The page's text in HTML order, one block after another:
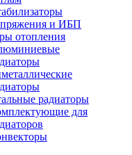
и ИБП
отопления
радиаторы
для